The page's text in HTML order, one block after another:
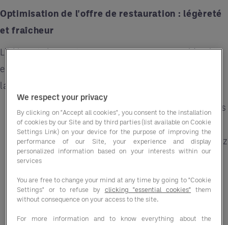
Optimisation de l'offre de restauration : légèreté
et fraîcheur
L'idée est de montrer que vous comprenez bien les
envies estivales de vos clients, tout en optimisant
la logistique interne
Menus de saison : globalement, misez sur des
ingrédients, frais, locaux et saisonniers, une
tendance désormais incontournable. Et offrez
des options végétariennes et véganes pour
Introduisez dans vos cartes des salades
We respect your privacy
By clicking on "Accept all cookies", you consent to the installation
of cookies by our Site and by third parties (list available on Cookie
Settings Link) on your device for the purpose of improving the
performance of our Site, your experience and display
personalized information based on your interests within our
services
You are free to change your mind at any time by going to "Cookie
Settings" or to refuse by clicking "essential cookies" them
without consequence on your access to the site.
For more information and to know everything about the